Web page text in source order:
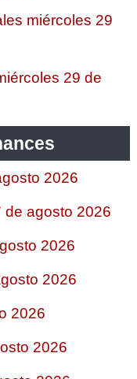
miércoles 29
29 de
2026
de agosto 2026
2026
2026
2026
2026